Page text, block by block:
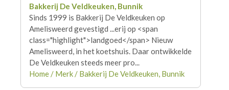
Bakkerij De Veldkeuken, Bunnik
Sinds 1999 is Bakkerij De Veldkeuken op
Amelisweerd gevestigd ...erij op <span
class="highlight">landgoed</span> Nieuw
Amelisweerd, in het koetshuis. Daar ontwikkelde
De Veldkeuken steeds meer pro...
Home / Merk / Bakkerij De Veldkeuken, Bunnik